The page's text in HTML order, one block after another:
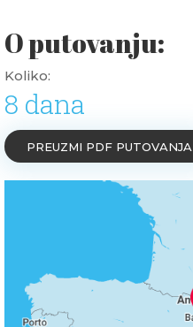
O putovanju:
Koliko:
8 dana
PREUZMI PDF PUTOVANJA